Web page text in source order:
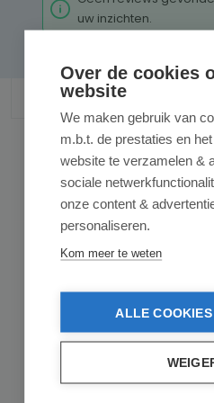
uw inzichten.
Over de cookies
website
We maken gebruik van
m.b.t. de prestaties en
website te verzamelen &
sociale
onze content &
personaliseren.
Kom meer te weten
ALLE